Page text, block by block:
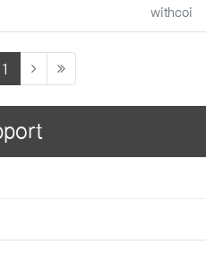
등록자
withcoi
1 (current)